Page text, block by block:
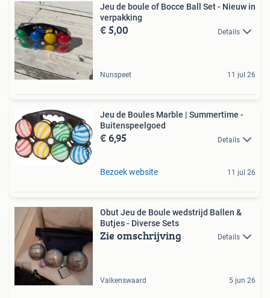
Jeu de boule of Bocce Ball Set - Nieuw in
verpakking
€ 5,00 Details
Nunspeet 11 jul 26
Jeu de Boules Marble | Summertime -
Buitenspeelgoed
€ 6,95 Details
Bezoek website 11 jul 26
Obut Jeu de Boule wedstrijd Ballen &
Butjes - Diverse Sets
Zie omschrijving Details
Valkenswaard 5 jun 26